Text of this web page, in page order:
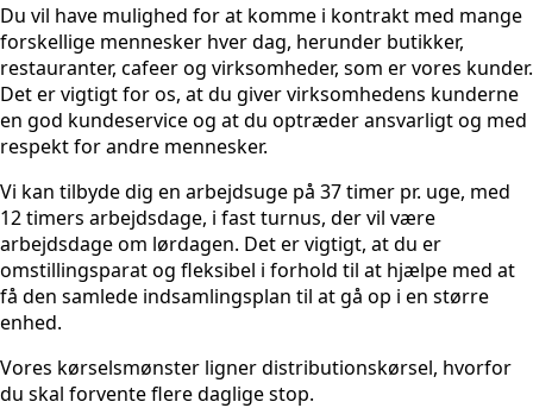
Du vil have mulighed for at komme i kontrakt med mange
forskellige mennesker hver dag, herunder butikker,
restauranter, cafeer og virksomheder, som er vores kunder.
Det er vigtigt for os, at du giver virksomhedens kunderne
en god kundeservice og at du optræder ansvarligt og med
respekt for andre mennesker.
Vi kan tilbyde dig en arbejdsuge på 37 timer pr. uge, med
12 timers arbejdsdage, i fast turnus, der vil være
arbejdsdage om lørdagen. Det er vigtigt, at du er
omstillingsparat og fleksibel i forhold til at hjælpe med at
få den samlede indsamlingsplan til at gå op i en større
enhed.
Vores kørselsmønster ligner distributionskørsel, hvorfor
du skal forvente flere daglige stop.